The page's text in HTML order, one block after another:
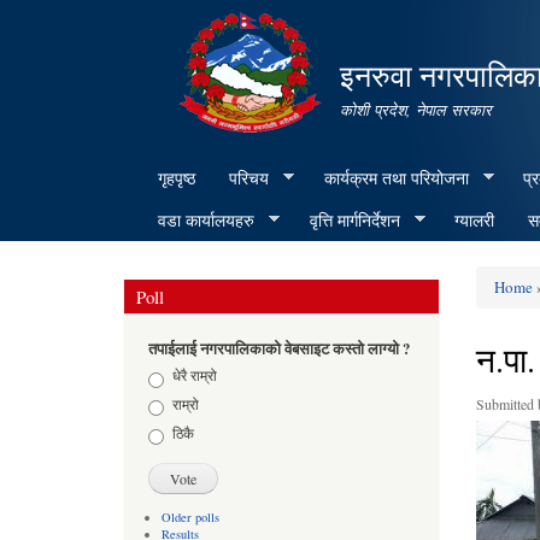
इनरुवा
कोशी प्रदेश, नेपाल सरकार
गृहपृष्ठ परिचय कार्यक्रम तथा परियोजना
वडा कार्यालयहरु
वृत्ति मार्गनिर्देशन ग्यालरी
Poll
तपाईलाई नगरपालिकाको वेबसाइट कस्तो लाग्यो ?
Choicesधेरै राम्रो
राम्रो
ठिकै
Older polls
Results
You
Home
Submitted